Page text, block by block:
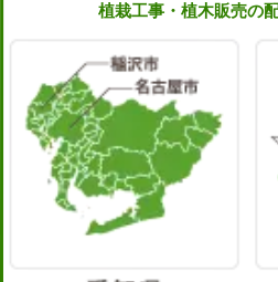
植栽工事・植木販売の